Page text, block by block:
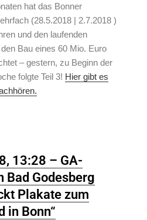
hat das Bonner
(28.5.2018 | 2.7.2018 )
und den laufenden
Bau eines 60 Mio. Euro
– gestern, zu Beginn der
folgte Teil 3! Hier gibt es
13:28 – GA-
Bad Godesberg
Plakate zum
in Bonn“